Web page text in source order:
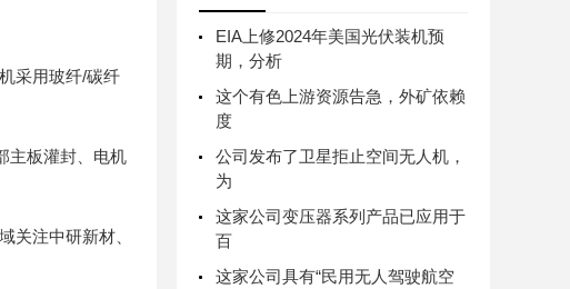
采用玻纤/碳纤
主板灌封、电机
关注中研新材、
EIA上修2024年美国光伏装机预
期，分析
这个有色上游资源告急，外矿依赖
度
公司发布了卫星拒止空间无人机，
为
这家公司变压器系列产品已应用于
百
这家公司具有“民用无人驾驶航空